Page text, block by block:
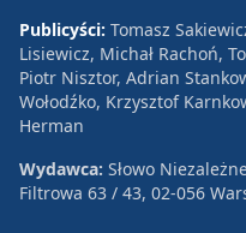
Publicyści: Tomasz
Lisiewicz, Michał Rachoń,
Piotr Nisztor, Adrian
Wołodźko, Krzysztof
Herman
Wydawca: Słowo
Filtrowa 63 / 43, 02-056